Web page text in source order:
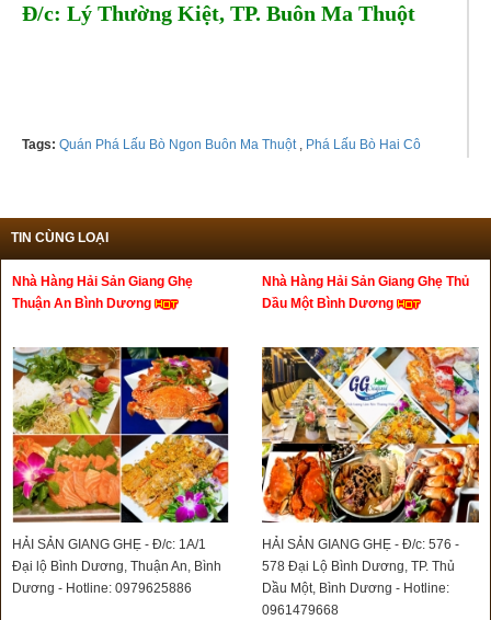
Đ/c: Lý Thường Kiệt, TP. Buôn Ma Thuột
Tags: Quán Phá Lấu Bò Ngon Buôn Ma Thuột, Phá Lấu Bò Hai Cô
TIN CÙNG LOẠI
Nhà Hàng Hải Sản Giang Ghẹ
Thuận An Bình Dương
HẢI SẢN GIANG GHẸ - Đ/c: 1A/1
Đại lộ Bình Dương, Thuận An, Bình
Dương - Hotline: 0979625886
Nhà Hàng Hải Sản Giang Ghẹ Thủ
Dầu Một Bình Dương
HẢI SẢN GIANG GHẸ - Đ/c: 576 -
578 Đại Lộ Bình Dương, TP. Thủ
Dầu Một, Bình Dương - Hotline:
0961479668